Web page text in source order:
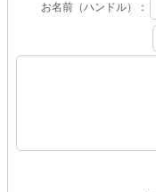
お名前（ハンドル）：